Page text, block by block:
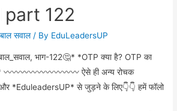
part 122
बाल सवाल/ By EduLeadersUP
भाग-122🤔* *OTP क्या है? OTP का
〰️〰️〰️〰️〰️〰️〰️〰️〰️ ऐसे ही अन्य रोचक
और *EduleadersUP* से जुड़ने के लिए👇👇 हमें फॉलो